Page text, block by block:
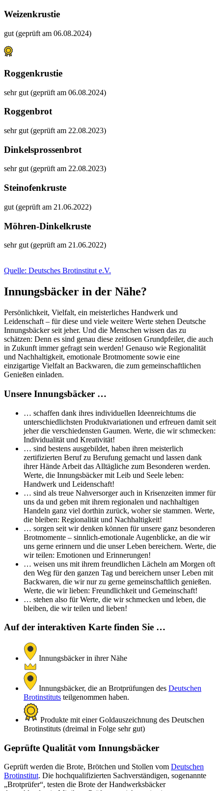
Weizenkrustie
gut (geprüft am 06.08.2024)
Roggenkrustie
sehr gut (geprüft am 06.08.2024)
Roggenbrot
sehr gut (geprüft am 22.08.2023)
Dinkelsprossenbrot
sehr gut (geprüft am 22.08.2023)
Steinofenkruste
gut (geprüft am 21.06.2022)
Möhren-Dinkelkruste
sehr gut (geprüft am 21.06.2022)
Quelle: Deutsches Brotinstitut e.V.
Innungsbäcker in der Nähe?
Persönlichkeit, Vielfalt, ein meisterliches Handwerk und
Leidenschaft – für diese und viele weitere Werte stehen Deutsche
Innungsbäcker seit jeher. Und die Menschen wissen das zu
schätzen: Denn es sind genau diese zeitlosen Grundpfeiler, die auch
in Zukunft immer gefragt sein werden! Genauso wie Regionalität
und Nachhaltigkeit, emotionale Brotmomente sowie eine
einzigartige Vielfalt an Backwaren, die zum gemeinschaftlichen
Genießen einladen.
Unsere Innungsbäcker …
… schaffen dank ihres individuellen Ideenreichtums die
unterschiedlichsten Produktvariationen und erfreuen damit seit
jeher die verschiedensten Gaumen. Werte, die wir schmecken:
Individualität und Kreativität!
… sind bestens ausgebildet, haben ihren meisterlich
zertifizierten Beruf zu Berufung gemacht und lassen dank
ihrer Hände Arbeit das Alltägliche zum Besonderen werden.
Werte, die Innungsbäcker mit Leib und Seele leben:
Handwerk und Leidenschaft!
… sind als treue Nahversorger auch in Krisenzeiten immer für
uns da und geben mit ihrem regionalen und nachhaltigen
Handeln ganz viel dorthin zurück, woher sie stammen. Werte,
die bleiben: Regionalität und Nachhaltigkeit!
… sorgen seit wir denken können für unsere ganz besonderen
Brotmomente – sinnlich-emotionale Augenblicke, an die wir
uns gerne erinnern und die unser Leben bereichern. Werte, die
wir teilen: Emotionen und Erinnerungen!
… weisen uns mit ihrem freundlichen Lächeln am Morgen oft
den Weg für den ganzen Tag und bereichern unser Leben mit
Backwaren, die wir nur zu gerne gemeinschaftlich genießen.
Werte, die wir lieben: Freundlichkeit und Gemeinschaft!
… stehen also für Werte, die wir schmecken und leben, die
bleiben, die wir teilen und lieben!
Auf der interaktiven Karte finden Sie …
Innungsbäcker in ihrer Nähe
Innungsbäcker, die an Brotprüfungen des Deutschen
Brotinstituts teilgenommen haben.
Produkte mit einer Goldauszeichnung des Deutschen
Brotinstituts (dreimal in Folge sehr gut)
Geprüfte Qualität vom Innungsbäcker
Geprüft werden die Brote, Brötchen und Stollen vom Deutschen
Brotinstitut. Die hochqualifizierten Sachverständigen, sogenannte
„Brotprüfer“, testen die Brote der Handwerksbäcker